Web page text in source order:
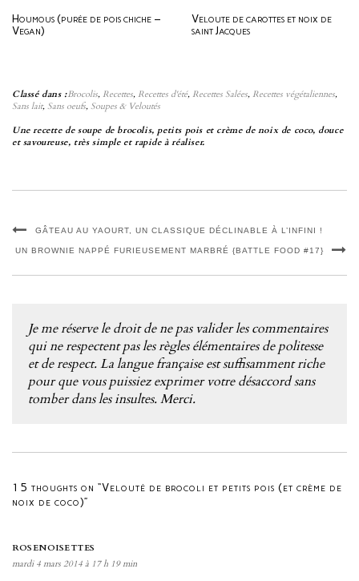
Houmous (purée de pois chiche –
Vegan)
Veloute de carottes et noix de
saint Jacques
Classé dans :Brocolis, Recettes, Recettes d'été, Recettes Salées, Recettes végétaliennes,
Sans lait, Sans oeufs, Soupes & Veloutés
Une recette de soupe de brocolis, petits pois et crème de noix de coco, douce
et savoureuse, très simple et rapide à réaliser.
GÂTEAU AU YAOURT, UN CLASSIQUE DÉCLINABLE À L’INFINI !
UN BROWNIE NAPPÉ FURIEUSEMENT MARBRÉ {BATTLE FOOD #17}
Je me réserve le droit de ne pas valider les commentaires
qui ne respectent pas les règles élémentaires de politesse
et de respect. La langue française est suffisamment riche
pour que vous puissiez exprimer votre désaccord sans
tomber dans les insultes. Merci.
15 thoughts on “Velouté de brocoli et petits pois (et crème de
noix de coco)”
ROSENOISETTES
mardi 4 mars 2014 à 17 h 19 min